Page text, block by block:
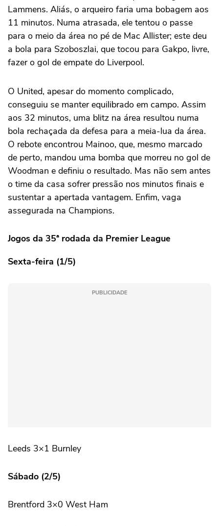
Lammens. Aliás, o arqueiro faria uma bobagem aos
11 minutos. Numa atrasada, ele tentou o passe
para o meio da área no pé de Mac Allister; este deu
a bola para Szoboszlai, que tocou para Gakpo, livre,
fazer o gol de empate do Liverpool.
O United, apesar do momento complicado,
conseguiu se manter equilibrado em campo. Assim
aos 32 minutos, uma blitz na área resultou numa
bola rechaçada da defesa para a meia-lua da área.
O rebote encontrou Mainoo, que, mesmo marcado
de perto, mandou uma bomba que morreu no gol de
Woodman e definiu o resultado. Mas não sem antes
o time da casa sofrer pressão nos minutos finais e
sustentar a apertada vantagem. Enfim, vaga
assegurada na Champions.
Jogos da 35ª rodada da Premier League
Sexta-feira (1/5)
PUBLICIDADE
Leeds 3×1 Burnley
Sábado (2/5)
Brentford 3×0 West Ham